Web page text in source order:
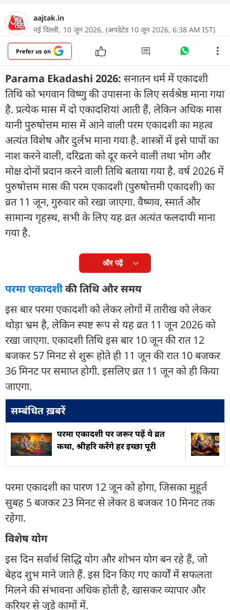
aajtak.in
नई दिल्ली, 10 जून 2026, (अपडेटेड 10 जून 2026, 6:38 AM IST)
Prefer us on
Parama Ekadashi 2026: सनातन धर्म में एकादशी
तिथि को भगवान विष्णु की उपासना के लिए सर्वश्रेष्ठ माना गया
है. प्रत्येक मास में दो एकादशियां आती हैं, लेकिन अधिक मास
यानी पुरुषोत्तम मास में आने वाली परम एकादशी का महत्व
अत्यंत विशेष और दुर्लभ माना गया है. शास्त्रों में इसे पापों का
नाश करने वाली, दरिद्रता को दूर करने वाली तथा भोग और
मोक्ष दोनों प्रदान करने वाली तिथि बताया गया है. वर्ष 2026 में
पुरुषोत्तम मास की परम एकादशी (पुरुषोत्तमी एकादशी) का
व्रत 11 जून, गुरुवार को रखा जाएगा. वैष्णव, स्मार्त और
सामान्य गृहस्थ, सभी के लिए यह व्रत अत्यंत फलदायी माना
गया है.
और पढ़ें
परमा एकादशीकी तिथि और समय
इस बार परमा एकादशी को लेकर लोगों में तारीख को लेकर
थोड़ा भ्रम है, लेकिन स्पष्ट रूप से यह व्रत 11 जून 2026 को
रखा जाएगा. एकादशी तिथि इस बार 10 जून की रात 12
बजकर 57 मिनट से शुरू होते ही 11 जून की रात 10 बजकर
36 मिनट पर समाप्त होगी. इसलिए व्रत 11 जून को ही किया
जाएगा.
सम्बंधित ख़बरें
परमा एकादशी पर जरूर पढ़ें ये व्रत
कथा, श्रीहरि करेंगे हर इच्छा पूरी
परमा एकादशी का पारण 12 जून को होगा, जिसका मुहूर्त
सुबह 5 बजकर 23 मिनट से लेकर 8 बजकर 10 मिनट तक
रहेगा.
विशेष योग
इस दिन सर्वार्थ सिद्धि योग और शोभन योग बन रहे हैं, जो
बेहद शुभ माने जाते हैं. इस दिन किए गए कार्यों में सफलता
मिलने की संभावना अधिक होती है, खासकर व्यापार और
करियर से जुड़े कामों में.